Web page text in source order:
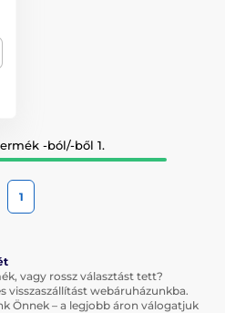
-ból/-ből 1.
1
vagy rossz választást tett?
visszaszállítást webáruházunkba.
Önnek – a legjobb áron válogatjuk